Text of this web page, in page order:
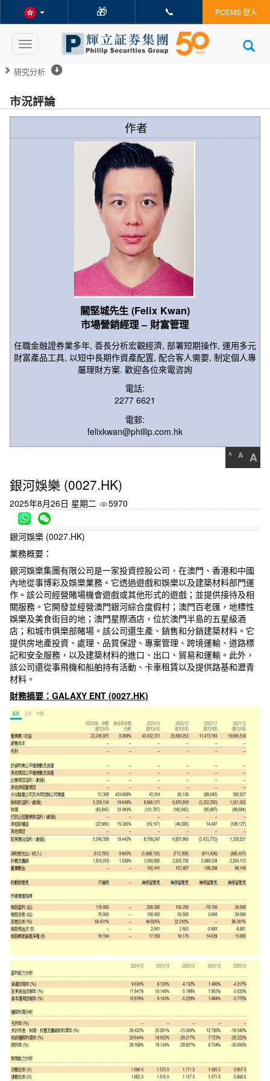
🎁 📞 POEMS 登入
Toggle
navigation
研究分析
市況評論
作者
關堅城先生 (Felix Kwan)
市場營銷經理 – 財富管理
任職金融證券業多年, 善長分析宏觀經濟, 部署短期操作, 運用多元
財富產品工具, 以短中長期作資產配置, 配合客人需要, 制定個人專
屬理財方案. 歡迎各位來電咨詢
電話:
2277 6621
電郵:
felixkwan@phillip.com.hk
A A A
銀河娛樂 (0027.HK)​
2025年8月26日 星期二 5970
銀河娛樂 (0027.HK)​
業務概要：
銀河娛樂集團有限公司是一家投資控股公司，在澳門、香港和中國
內地從事博彩及娛樂業務。它透過遊戲和娛樂以及建築材料部門運
作。該公司經營賭場機會遊戲或其他形式的遊戲；並提供接待及相
關服務。它開發並經營澳門銀河綜合度假村；澳門百老匯，地標性
娛樂及美食街目的地；澳門星際酒店，位於澳門半島的五星級酒
店；和城市俱樂部賭場。該公司還生產、銷售和分銷建築材料。它
提供房地產投資、處理、品質保證、專案管理、跨境運輸、道路標
記和安全服務，以及建築材料的進口、出口、貿易和運輸。此外，
該公司還從事飛機和船舶持有活動、卡車租賃以及提供路基和瀝青
材料。
財務摘要：GALAXY ENT (0027.HK)